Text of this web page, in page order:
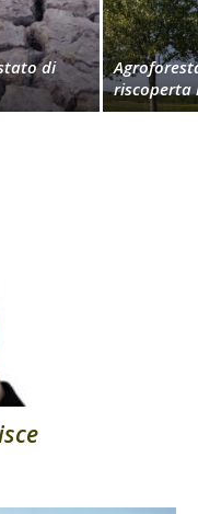
di
riscoperta